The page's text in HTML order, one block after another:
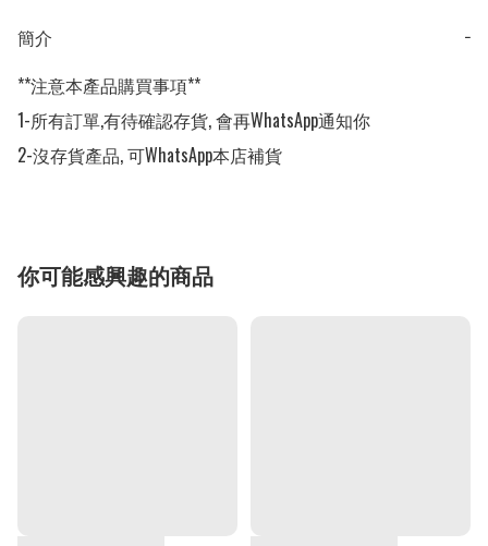
簡介
−
**注意本產品購買事項**
1-所有訂單,有待確認存貨, 會再WhatsApp通知你
2-沒存貨產品, 可WhatsApp本店補貨
你可能感興趣的商品